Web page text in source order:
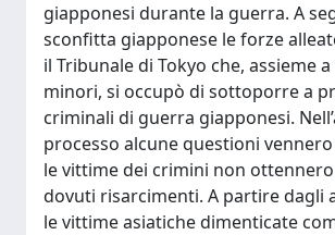
giapponesi durante la guerra. A
sconfitta giapponese le forze
il Tribunale di Tokyo che, assieme
minori, si occupò di sottoporre a
criminali di guerra giapponesi.
processo alcune questioni
le vittime dei crimini non
dovuti risarcimenti. A partire dagli
le vittime asiatiche dimenticate